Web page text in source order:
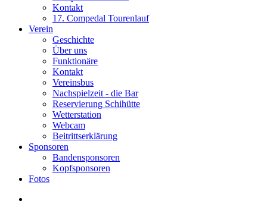
Kontakt
17. Compedal Tourenlauf
Verein
Geschichte
Über uns
Funktionäre
Kontakt
Vereinsbus
Nachspielzeit - die Bar
Reservierung Schihütte
Wetterstation
Webcam
Beitrittserklärung
Sponsoren
Bandensponsoren
Kopfsponsoren
Fotos